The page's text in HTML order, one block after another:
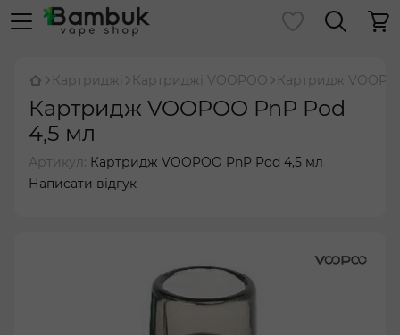
Картриджі Картриджі VOOPOO Картридж
Картридж VOOPOO PnP Pod
4,5 мл
Артикул: Картридж VOOPOO PnP Pod 4,5 мл
Написати відгук